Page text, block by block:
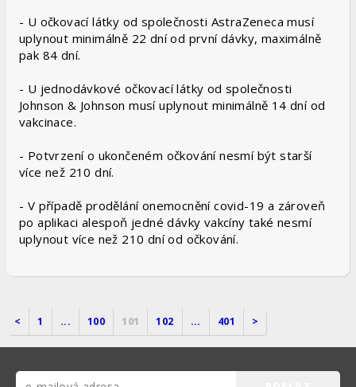
- U očkovací látky od společnosti AstraZeneca musí
uplynout minimálně 22 dní od první dávky, maximálně
pak 84 dní.
- U jednodávkové očkovací látky od společnosti
Johnson & Johnson musí uplynout minimálně 14 dní od
vakcinace.
- Potvrzení o ukončeném očkování nesmí být starší
více než 210 dní.
- V případě prodělání onemocnění covid-19 a zároveň
po aplikaci alespoň jedné dávky vakcíny také nesmí
uplynout více než 210 dní od očkování.
< 1 ... 100 101 102 ... 401 >